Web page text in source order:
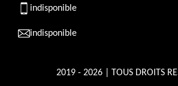
indisponible
indisponible
2019 - 2026 | TOUS DROITS